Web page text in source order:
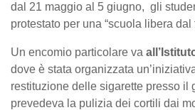
dal 21 maggio al 5 giugno, gli
protestato per una “scuola libera dal
Un encomio particolare va al
dove è stata organizzata
restituzione delle sigarette presso il
prevedeva la pulizia dei cortili dai